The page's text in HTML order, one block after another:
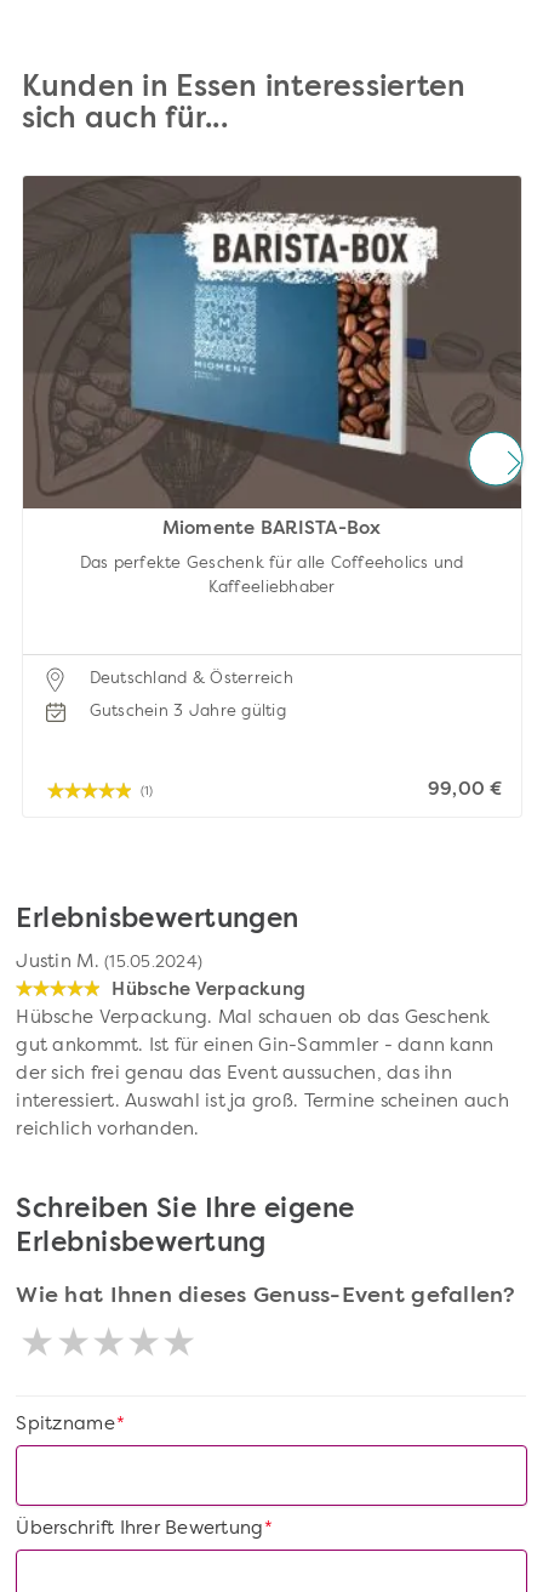
Kunden in Essen interessierten
sich auch für...
Miomente BARISTA-Box
Das perfekte Geschenk für alle Coffeeholics und
Kaffeeliebhaber
Deutschland & Österreich
Gutschein 3 Jahre gültig
(1) 99,00 €
Erlebnisbewertungen
Justin M.(15.05.2024)
Hübsche Verpackung
Hübsche Verpackung. Mal schauen ob das Geschenk
gut ankommt. Ist für einen Gin-Sammler - dann kann
der sich frei genau das Event aussuchen, das ihn
interessiert. Auswahl ist ja groß. Termine scheinen auch
reichlich vorhanden.
Schreiben Sie Ihre eigene
Erlebnisbewertung
Wie hat Ihnen dieses Genuss-Event gefallen?
*
Spitzname
*
Überschrift Ihrer Bewertung